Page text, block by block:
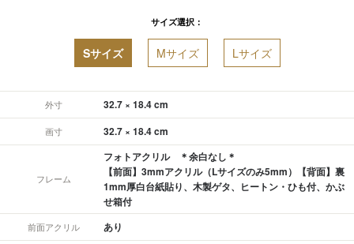
サイズ選択：
Sサイズ Mサイズ Lサイズ
外寸 32.7 × 18.4 cm
画寸 32.7 × 18.4 cm
フレーム
フォトアクリル ＊余白なし＊
【前面】3mmアクリル（Lサイズのみ5mm）【背面】裏
1mm厚白台紙貼り、木製ゲタ、ヒートン・ひも付、かぶ
せ箱付
前面アクリル あり